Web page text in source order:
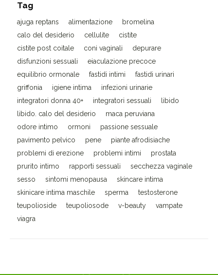
Tag
ajuga reptans alimentazione
bromelina
calo del desiderio
cellulite
cistite
cistite post coitale
coni vaginali
depurare
disfunzioni sessuali
eiaculazione precoce
equilibrio ormonale
fastidi intimi
fastidi urinari
griffonia
igiene intima
infezioni urinarie
integratori donna 40+
integratori sessuali
libido
libido. calo del desiderio
maca peruviana
odore intimo
ormoni
passione sessuale
pavimento pelvico
pene
piante afrodisiache
problemi di erezione
problemi intimi
prostata
prurito intimo
rapporti sessuali
secchezza vaginale
sesso
sintomi menopausa
skincare intima
skinicare intima maschile
sperma
testosterone
teupolioside
teupoliosode v-beauty
vampate
viagra